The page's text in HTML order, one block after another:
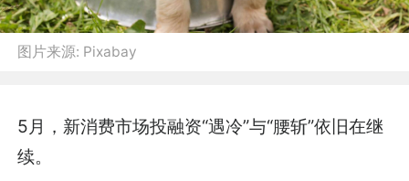
图片来源: Pixabay
5月，新消费市场投融资“遇冷”与“腰斩”依旧在继
续。